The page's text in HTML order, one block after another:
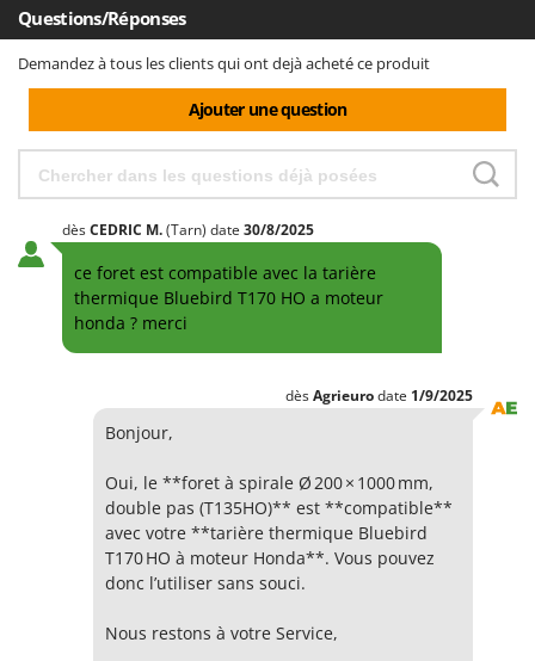
F
Fendeuses à bois
Filets pour la Récolte des olives
Filtres pour vin et huile
Floconneuses
Fouloirs - Égrappoirs
Fourches pour tracteur
Fours d'extérieur - intérieur pour pizza et cuisine
Fours électriques
Fraises à neige
Générateurs d'air chaud
Godets à terre basculants pour tracteur
Groupes électrogènes
Gyrobroyeurs à lame pour tracteur
Haches - Cognées et Hachettes
Comet
Cruccolini
Dal Degan
DCG
Deca
DeWalt
Di Martino
Diesse
Docma
Dominion
Dreame
EcoFlow
Questions/Réponses
Demandez à tous les clients qui ont dejà acheté ce produit
Ajouter une question
dèsCEDRIC M.(Tarn) date 30/8/2025
ce foret est compatible avec la tarière
thermique Bluebird T170 HO a moteur
honda ? merci
dèsAgrieurodate 1/9/2025
Bonjour,
Oui, le **foret à spirale Ø 200 × 1000 mm,
double pas (T135HO)** est **compatible**
avec votre **tarière thermique Bluebird
T170 HO à moteur Honda**. Vous pouvez
donc l’utiliser sans souci.
Nous restons à votre Service,